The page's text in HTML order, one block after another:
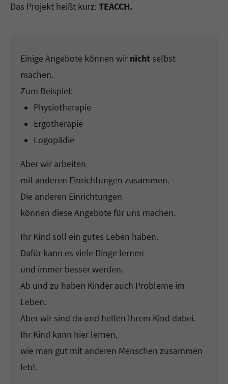
Das Projekt heißt kurz: TEACCH.
Einige Angebote können wir nicht selbst
machen.
Zum Beispiel:
Physiotherapie
Ergotherapie
Logopädie
Aber wir arbeiten
mit anderen Einrichtungen zusammen.
Die anderen Einrichtungen
können diese Angebote für uns machen.
Ihr Kind soll ein gutes Leben haben.
Dafür kann es viele Dinge lernen
und immer besser werden.
Ab und zu haben Kinder auch Probleme im
Leben.
Aber wir sind da und helfen Ihrem Kind dabei.
Ihr Kind kann hier lernen,
wie man gut mit anderen Menschen zusammen
lebt.